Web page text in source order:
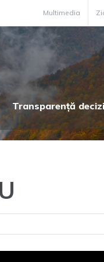
Multimedia
Transparență